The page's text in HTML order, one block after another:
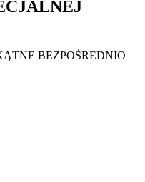
BEZPOŚREDNIO